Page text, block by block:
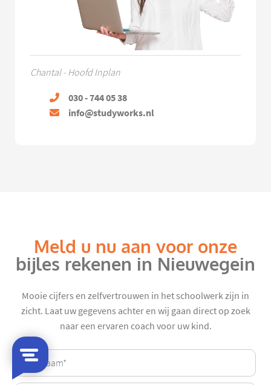
Chantal - Hoofd Inplan
030 - 744 05 38
info@studyworks.nl
Meld u nu aan voor onze
bijles rekenen in Nieuwegein
Mooie cijfers en zelfvertrouwen in het schoolwerk zijn in
zicht. Laat uw gegevens achter en wij gaan direct op zoek
naar een ervaren coach voor uw kind.